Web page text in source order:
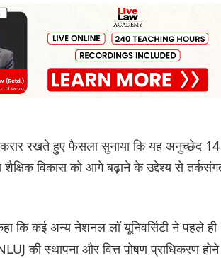
रखते हुए फैसला सुनाया कि यह अनुच्छेद 14
शैक्षिक विकास को आगे बढ़ाने के उद्देश्य से
कि कई अन्य नेशनल लॉ यूनिवर्सिटी ने पहले ही
की स्थापना और वित्त पोषण प्राधिकरण